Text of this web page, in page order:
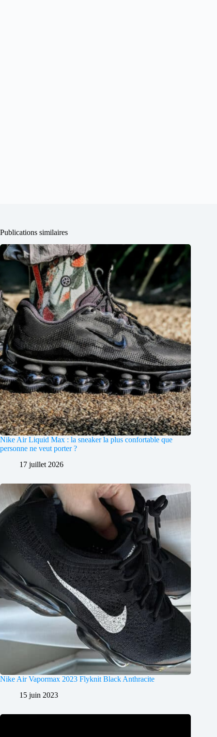
Publications similaires
Nike Air Liquid Max : la sneaker la plus confortable que
personne ne veut porter ?
17 juillet 2026
Nike Air Vapormax 2023 Flyknit Black Anthracite
15 juin 2023